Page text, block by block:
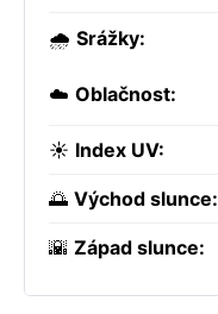
🌧️ Srážky:
☁️ Oblačnost:
☀️ Index UV:
🌅 Východ slunce:
🌇 Západ slunce: